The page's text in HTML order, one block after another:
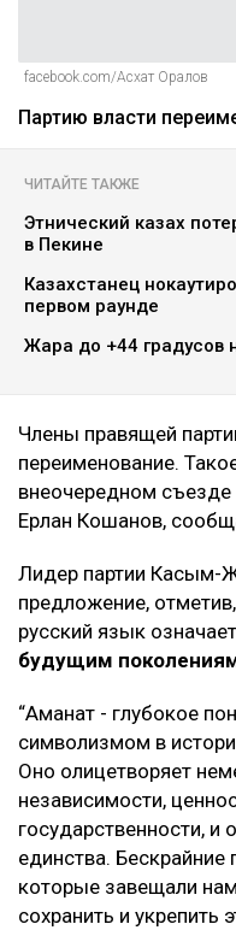
facebook.com/Асхат Оралов
Партию власти
ЧИТАЙТЕ ТАКЖЕ
Этнический казах
в Пекине
Казахстанец
первом раунде
Жара до +44 градусов
Члены правящей
переименование.
внеочередном
Ерлан Кошанов,
Лидер партии Касым-
предложение,
русский язык означает
будущим
“Аманат - глубокое
символизмом в
Оно олицетворяет
независимости,
государственности, и
единства.
которые завещали
сохранить и укрепить